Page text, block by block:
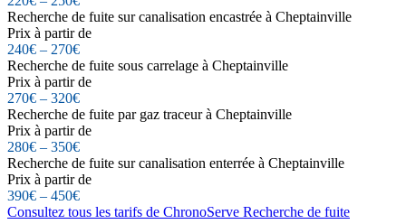
Recherche de fuite sur canalisation encastrée à Cheptainville
Prix à partir de
240€ – 270€
Recherche de fuite sous carrelage à Cheptainville
Prix à partir de
270€ – 320€
Recherche de fuite par gaz traceur à Cheptainville
Prix à partir de
280€ – 350€
Recherche de fuite sur canalisation enterrée à Cheptainville
Prix à partir de
390€ – 450€
Consultez tous les tarifs de ChronoServe Recherche de fuite